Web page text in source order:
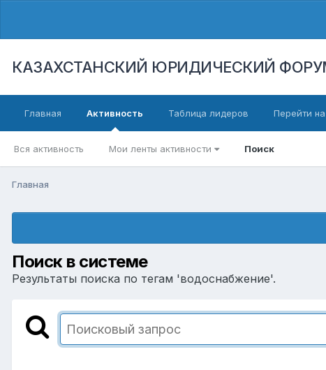
КАЗАХСТАНСКИЙ ЮРИДИЧЕСКИЙ
Главная Активность
Вся активность Мои ленты активности Поиск
Таблица лидеров Перейти
Главная
Поиск в системе
Результаты поиска по тегам 'водоснабжение'.